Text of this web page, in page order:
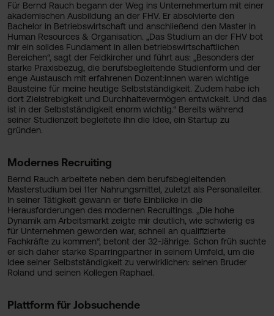
Für Bernd Rauch begann der Weg ins Unternehmertum mit einer
akademischen Ausbildung an der FHV. Er absolvierte den
Bachelor in Betriebswirtschaft und anschließend den Master in
Human Resources & Organisation. „Das Studium an der FHV bot
mir ein solides Fundament in allen betriebswirtschaftlichen
Bereichen“, sagt der Feldkircher und führt aus: „Besonders der
starke Praxisbezug, die berufsbegleitende Studienform und der
enge Austausch mit erfahrenen Dozent:innen waren wichtige
Bausteine für meine heutige Selbstständigkeit. Zudem habe ich
dort Zielstrebigkeit und Durchhaltevermögen entwickelt. Und das
ist in der Selbstständigkeit enorm wichtig.“ Bereits während
seiner Studienzeit begleitete ihn die Idee, ein Startup zu
gründen.
Modernes Recruiting
Bernd Rauch arbeitete neben dem berufsbegleitenden
Masterstudium bei 11er Nahrungsmittel, zuletzt als Personalleiter.
In seiner Tätigkeit gewann er tiefe Einblicke in die
Herausforderungen des modernen Recruitings. „Die hohe
Dynamik am Arbeitsmarkt zeigte mir deutlich, wie schwierig es
für Unternehmen geworden war, schnell an qualifizierte
Fachkräfte zu kommen“, betont der 32-Jährige. Schon früh suchte
er sich daher starke Sparringpartner in seinem Umfeld, um die
Idee seiner Selbstständigkeit zu verwirklichen: seinen Bruder
Roland und seinen Kollegen Raphael.
Plattform für Jobsuchende